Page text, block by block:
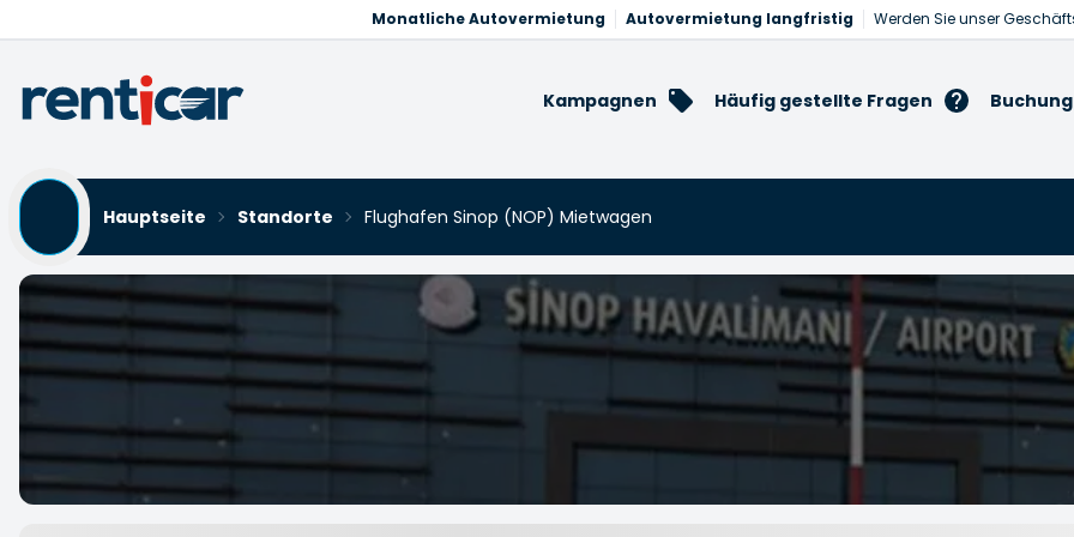
Monatliche Autovermietung Autovermietung langfristig Werden Sie unser
Kampagnen Häufig gestellte Fragen
Hauptseite
Standorte Flughafen Sinop (NOP) Mietwagen